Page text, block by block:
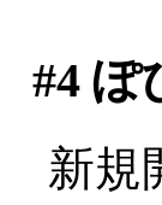
#4ぽ
新規